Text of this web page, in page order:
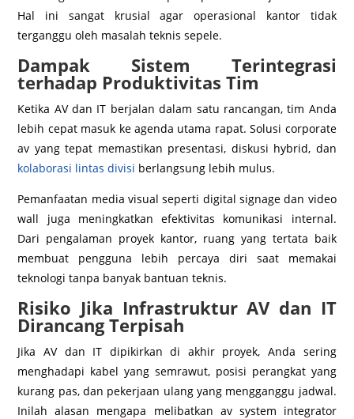
Hal ini sangat krusial agar operasional kantor tidak
terganggu oleh masalah teknis sepele.
Dampak Sistem Terintegrasi
terhadap Produktivitas Tim
Ketika AV dan IT berjalan dalam satu rancangan, tim Anda
lebih cepat masuk ke agenda utama rapat. Solusi corporate
av yang tepat memastikan presentasi, diskusi hybrid, dan
kolaborasi lintas divisi berlangsung lebih mulus.
Pemanfaatan media visual seperti digital signage dan video
wall juga meningkatkan efektivitas komunikasi internal.
Dari pengalaman proyek kantor, ruang yang tertata baik
membuat pengguna lebih percaya diri saat memakai
teknologi tanpa banyak bantuan teknis.
Risiko Jika Infrastruktur AV dan IT
Dirancang Terpisah
Jika AV dan IT dipikirkan di akhir proyek, Anda sering
menghadapi kabel yang semrawut, posisi perangkat yang
kurang pas, dan pekerjaan ulang yang mengganggu jadwal.
Inilah alasan mengapa melibatkan av system integrator